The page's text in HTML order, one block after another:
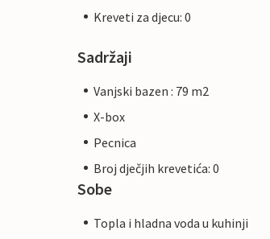
Kreveti za djecu: 0
Sadržaji
Vanjski bazen : 79 m2
X-box
Pecnica
Broj dječjih krevetića: 0
Sobe
Topla i hladna voda u kuhinji